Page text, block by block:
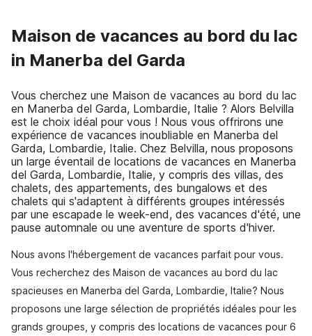
Maison de vacances au bord du lac
in Manerba del Garda
Vous cherchez une Maison de vacances au bord du lac
en Manerba del Garda, Lombardie, Italie ? Alors Belvilla
est le choix idéal pour vous ! Nous vous offrirons une
expérience de vacances inoubliable en Manerba del
Garda, Lombardie, Italie. Chez Belvilla, nous proposons
un large éventail de locations de vacances en Manerba
del Garda, Lombardie, Italie, y compris des villas, des
chalets, des appartements, des bungalows et des
chalets qui s'adaptent à différents groupes intéressés
par une escapade le week-end, des vacances d'été, une
pause automnale ou une aventure de sports d'hiver.
Nous avons l'hébergement de vacances parfait pour vous.
Vous recherchez des Maison de vacances au bord du lac
spacieuses en Manerba del Garda, Lombardie, Italie? Nous
proposons une large sélection de propriétés idéales pour les
grands groupes, y compris des locations de vacances pour 6